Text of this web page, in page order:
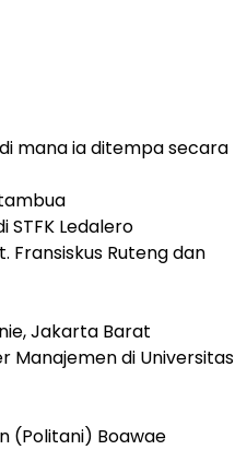
mana ia ditempa secara
STFK Ledalero
Fransiskus Ruteng dan
Jakarta Barat
Manajemen di Universitas
(Politani) Boawae